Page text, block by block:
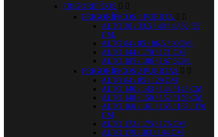
FRIGORIFÍCOS  
FRIGORÍFICOS 1 PUERTA  
ALTO 28 / 33,5 / 40 / 49,50, 55
CM.
ALTO 84 / 85 / 86,5 / 90CM.
ALTO 144 / 170 / 171 CM
ALTO 185 / 186 / 187,5CM.
FRIGORÍFICOS 2 PUERTAS  
ALTO 84 / 85 / 129 CM
ALTO 140 / 143 / 144 / 145 CM
ALTO 148 / 150 / 152 / 159 CM
ALTO 160 / 161 / 165 / 167 / 170
CM
ALTO 172 / 175 / 176 CM
ALTO 179 /183 / 184 CM